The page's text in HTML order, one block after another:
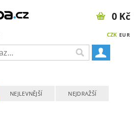
CZK EUR
0 Kč
NEJLEVNĚJŠÍ NEJDRAŽŠÍ